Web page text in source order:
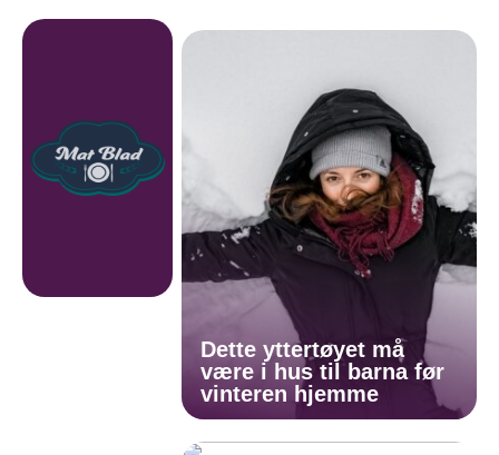
Dette yttertøyet må
være i hus til barna før
vinteren hjemme